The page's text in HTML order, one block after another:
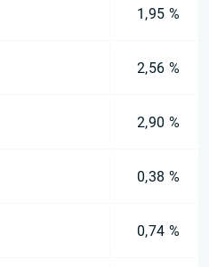
1,95 %
2,56 %
2,90 %
0,38 %
0,74 %